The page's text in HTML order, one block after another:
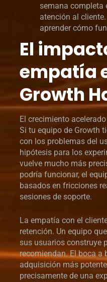
semana completa
atención al
aprender cómo
El
empatía
Growth
El crecimiento
Si tu equipo de Growth
con los problemas del
hipótesis para los
vuelve mucho más
podría funcionar, el
basados en fricciones
sesiones de soporte.
La empatía con el
retención. Un equipo
sus usuarios construye
recomiendan. El boca a
adquisición más
precisamente de una